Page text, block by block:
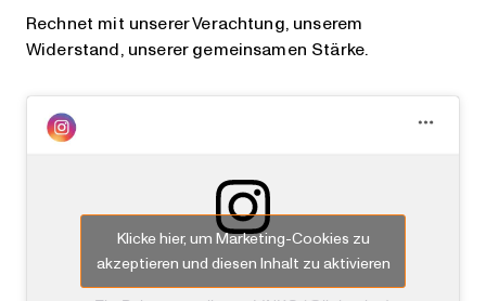
Rechnet mit unserer Verachtung, unserem
Widerstand, unserer gemeinsamen Stärke.
Klicke hier, um Marketing-Cookies zu
akzeptieren und diesen Inhalt zu aktivieren